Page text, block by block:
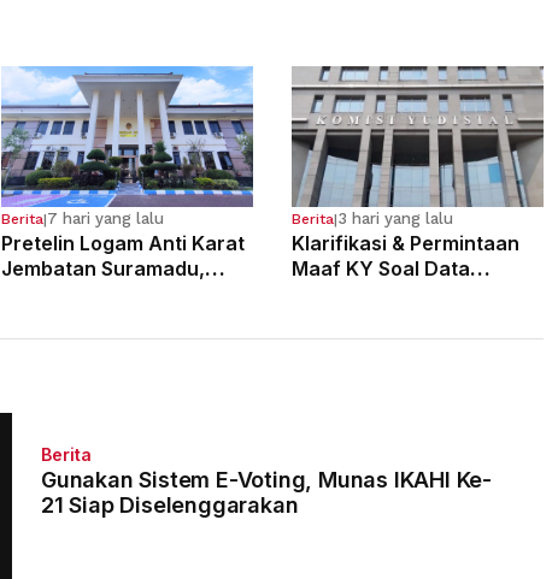
Berita|7 hari yang lalu
Pretelin Logam Anti Karat
Jembatan Suramadu,
Berita|3 hari yang lalu
Klarifikasi & Permintaan
Maaf KY Soal Data
Berita
Gunakan Sistem E-Voting, Munas IKAHI Ke-
21 Siap Diselenggarakan